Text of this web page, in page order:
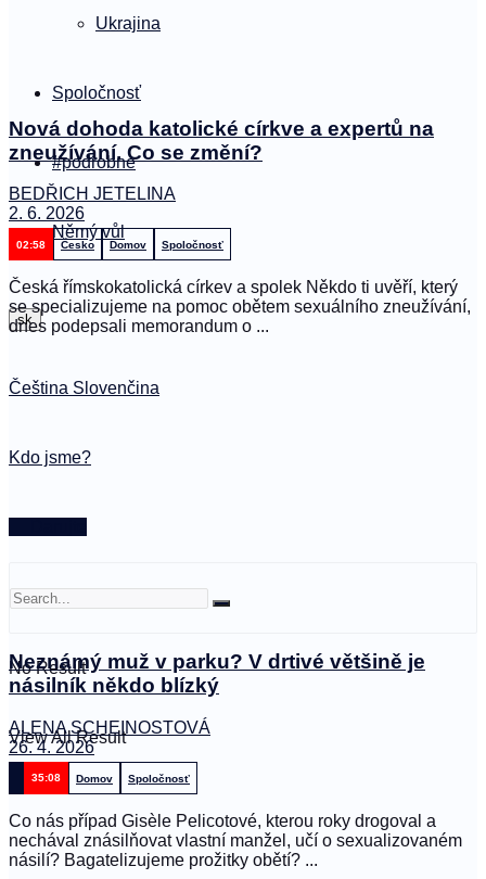
Ukrajina
Spoločnosť
#podrobne
Němý vůl
sk
Čeština Slovenčina
Kdo jsme?
No Result
View All Result
Nová dohoda katolické církve a expertů na
zneužívání. Co se změní?
BEDŘICH JETELINA
2. 6. 2026
02:58 Česko Domov Spoločnosť
Česká římskokatolická církev a spolek Někdo ti uvěří, který
se specializujeme na pomoc obětem sexuálního zneužívání,
dnes podepsali memorandum o ...
Neznámý muž v parku? V drtivé většině je
násilník někdo blízký
ALENA SCHEINOSTOVÁ
26. 4. 2026
35:08 Domov Spoločnosť
Co nás případ Gisèle Pelicotové, kterou roky drogoval a
nechával znásilňovat vlastní manžel, učí o sexualizovaném
násilí? Bagatelizujeme prožitky obětí? ...